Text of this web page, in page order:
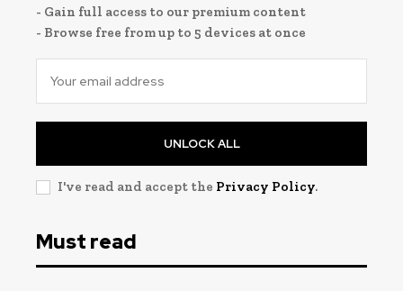
- Gain full access to our premium content
- Browse free from up to 5 devices at once
UNLOCK ALL
I've read and accept the Privacy Policy.
Must read